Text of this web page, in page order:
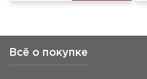
Всё о покупке